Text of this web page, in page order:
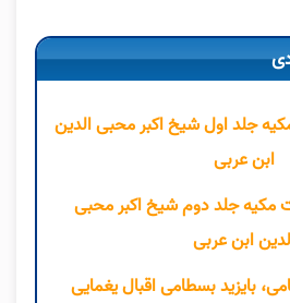
جلد اول شیخ اکبر محبی الدین
ابن عربی
مکیه جلد دوم شیخ اکبر محبی
ابن عربی
بایزید بسطامی اقبال یغمایی